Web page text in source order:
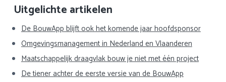
Primaire
Sidebar
Uitgelichte artikelen
De BouwApp blijft ook het komende jaar hoofdsponsor
Omgevingsmanagement in Nederland en Vlaanderen
Maatschappelijk draagvlak bouw je niet met één project
De tiener achter de eerste versie van de BouwApp